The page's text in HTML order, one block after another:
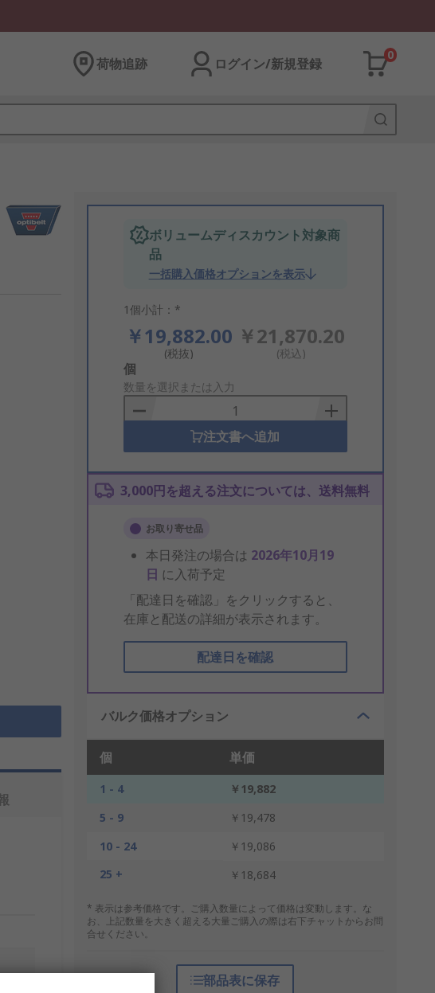
荷物追跡 ログイン/新規登録
0
ボリュームディスカウント対象商
品
一括購入価格オプションを表示
1個小計：*
￥19,882.00
(税抜)
￥21,870.20
(税込)
Add
to
Basket
個
数量を選択または入力
注文書へ追加
3,000円を超える注文については、送料無料
お取り寄せ品
本日発注の場合は 2026年10月19
日 に入荷予定
「配達日を確認」をクリックすると、
在庫と配送の詳細が表示されます。
配達日を確認
バルク価格オプション
個 単価
1 - 4
￥19,882
5 - 9
￥19,478
10 - 24
￥19,086
25 +
￥18,684
* 表示は参考価格です。ご購入数量によって価格は変動します。な
お、上記数量を大きく超える大量ご購入の際は右下チャットからお問
合せください。
部品表に保存